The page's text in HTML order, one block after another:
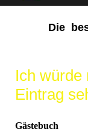
Die
Ich würde
Eintrag
Gästebuch